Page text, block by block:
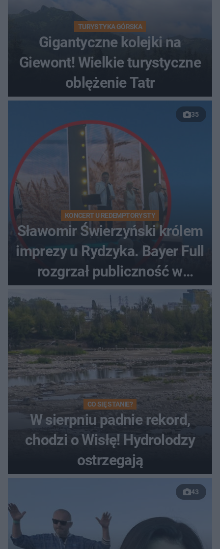
TURYSTYKA GÓRSKA
Gigantyczne kolejki na
Giewont! Wielkie turystyczne
oblężenie Tatr
35
KONCERT U REDEMPTORYSTY
Sławomir Świerzyński królem
imprezy u Rydzyka. Bayer Full
rozgrzał publiczność w
Toruniu
CO SIĘ STANIE?
W sierpniu padnie rekord,
chodzi o Wisłę! Hydrolodzy
ostrzegają
43